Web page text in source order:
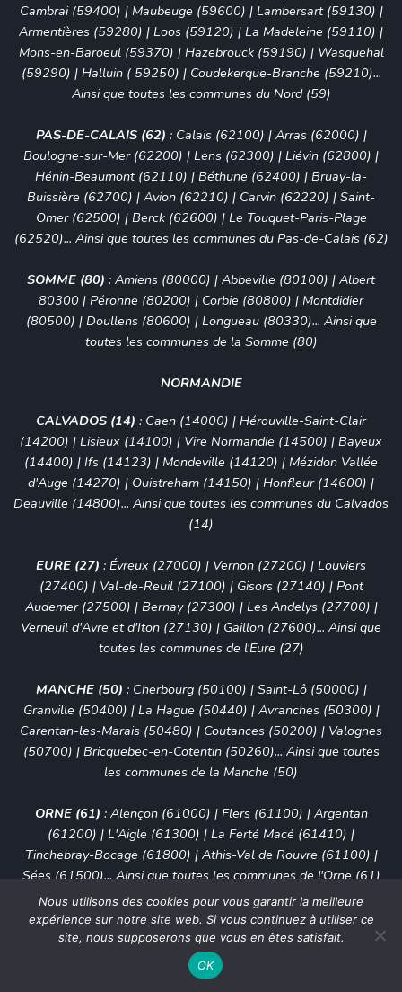
Cambrai (59400) | Maubeuge (59600) | Lambersart (59130) |
Armentières (59280) | Loos (59120) | La Madeleine (59110) |
Mons-en-Baroeul (59370) | Hazebrouck (59190) | Wasquehal
(59290) | Halluin ( 59250) | Coudekerque-Branche (59210)...
Ainsi que toutes les communes du Nord (59)
PAS-DE-CALAIS (62) : Calais (62100) | Arras (62000) |
Boulogne-sur-Mer (62200) | Lens (62300) | Liévin (62800) |
Hénin-Beaumont (62110) | Béthune (62400) | Bruay-la-
Buissière (62700) | Avion (62210) | Carvin (62220) | Saint-
Omer (62500) | Berck (62600) | Le Touquet-Paris-Plage
(62520)... Ainsi que toutes les communes du Pas-de-Calais (62)
SOMME (80) : Amiens (80000) | Abbeville (80100) | Albert
80300 | Péronne (80200) | Corbie (80800) | Montdidier
(80500) | Doullens (80600) | Longueau (80330)... Ainsi que
toutes les communes de la Somme (80)
NORMANDIE
CALVADOS (14) : Caen (14000) | Hérouville-Saint-Clair
(14200) | Lisieux (14100) | Vire Normandie (14500) | Bayeux
(14400) | Ifs (14123) | Mondeville (14120) | Mézidon Vallée
d'Auge (14270) | Ouistreham (14150) | Honfleur (14600) |
Deauville (14800)... Ainsi que toutes les communes du Calvados
(14)
EURE (27) : Évreux (27000) | Vernon (27200) | Louviers
(27400) | Val-de-Reuil (27100) | Gisors (27140) | Pont
Audemer (27500) | Bernay (27300) | Les Andelys (27700) |
Verneuil d'Avre et d'Iton (27130) | Gaillon (27600)... Ainsi que
toutes les communes de l'Eure (27)
MANCHE (50) : Cherbourg (50100) | Saint-Lô (50000) |
Granville (50400) | La Hague (50440) | Avranches (50300) |
Carentan-les-Marais (50480) | Coutances (50200) | Valognes
(50700) | Bricquebec-en-Cotentin (50260)... Ainsi que toutes
les communes de la Manche (50)
ORNE (61) : Alençon (61000) | Flers (61100) | Argentan
(61200) | L'Aigle (61300) | La Ferté Macé (61410) |
Tinchebray-Bocage (61800) | Athis-Val de Rouvre (61100) |
Sées (61500)... Ainsi que toutes les communes de l'Orne (61)
SEINE-MARITIME (76):Le Havre (76600)|Rouen (76000)
Sotteville-lès-Rouen (76300)| Saint-Étienne-du-Rouvray
|Le Grand-Quevilly (76120)
Mont-Saint-Aignan (76130)
Nous utilisons des cookies pour vous garantir la meilleure
expérience sur notre site web. Si vous continuez à utiliser ce
site, nous supposerons que vous en êtes satisfait.
OK